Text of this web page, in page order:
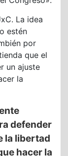
La idea
estén
por
que el
un ajuste
la
defender
la libertad
hacer la